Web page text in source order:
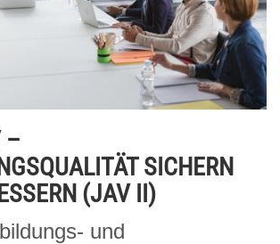
–
SICHERN
(JAV II)
und